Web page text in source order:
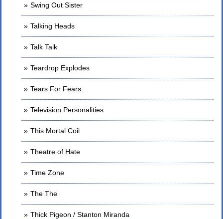
Swing Out Sister
Talking Heads
Talk Talk
Teardrop Explodes
Tears For Fears
Television Personalities
This Mortal Coil
Theatre of Hate
Time Zone
The The
Thick Pigeon / Stanton Miranda